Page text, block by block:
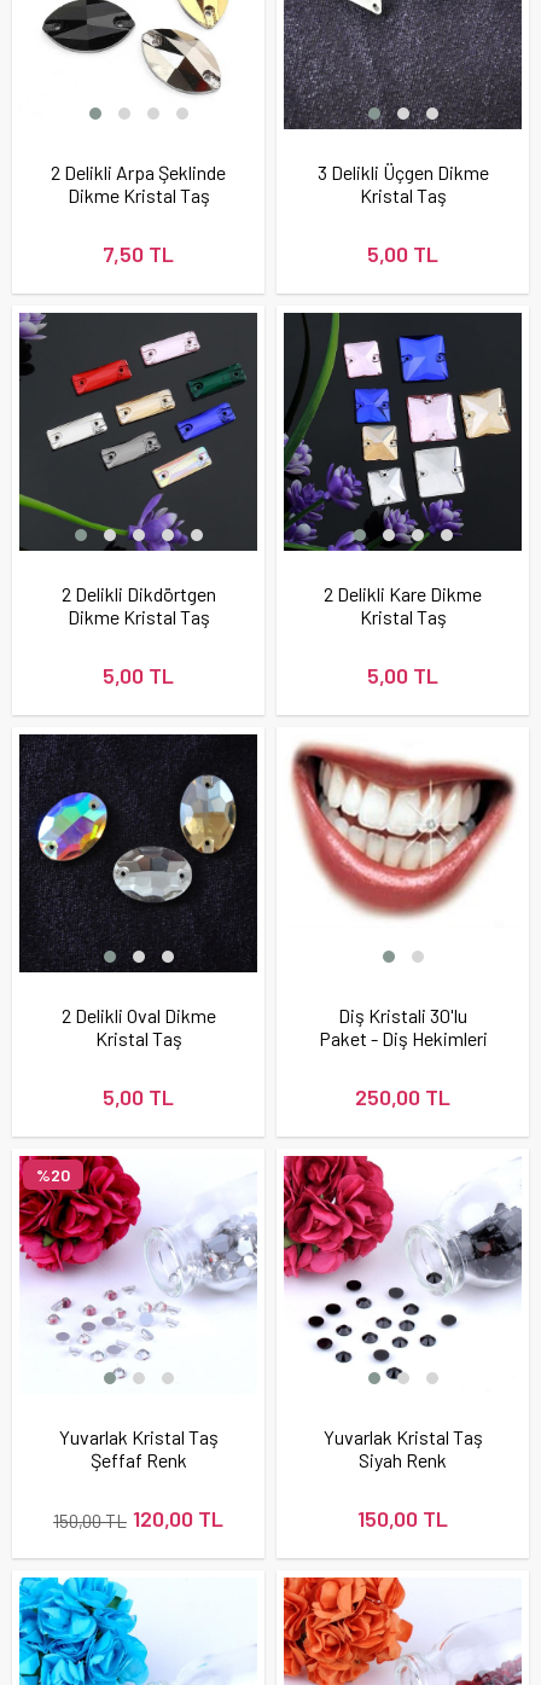
2 Delikli Arpa Şeklinde
Dikme Kristal Taş
7,50 TL
3 Delikli Üçgen Dikme
Kristal Taş
5,00 TL
2 Delikli Dikdörtgen
Dikme Kristal Taş
5,00 TL
2 Delikli Kare Dikme
Kristal Taş
5,00 TL
2 Delikli Oval Dikme
Kristal Taş
5,00 TL
Diş Kristali 30'lu
Paket - Diş Hekimleri
250,00 TL
Yuvarlak Kristal Taş
Şeffaf Renk
120,00 TL
150,00 TL
%20
Yuvarlak Kristal Taş
Siyah Renk
150,00 TL